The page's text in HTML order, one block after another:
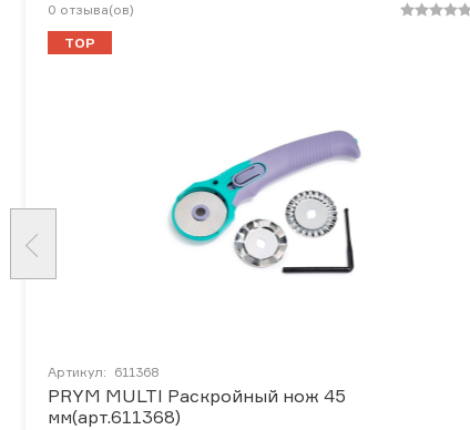
0 отзыва(ов)
TOP
Артикул: 611368
PRYM MULTI Раскройный нож 45
мм(арт.611368)